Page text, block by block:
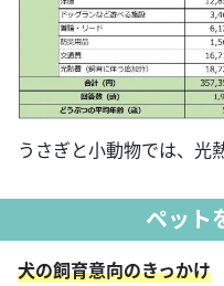
うさぎと小動物では、光
ペット
犬の飼育意向のきっかけ